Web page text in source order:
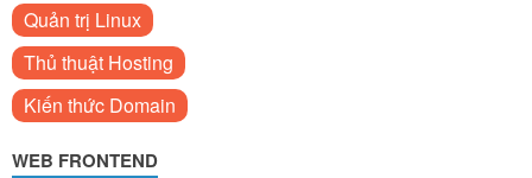
Quản trị Linux
Thủ thuật Hosting
Kiến thức Domain
WEB FRONTEND